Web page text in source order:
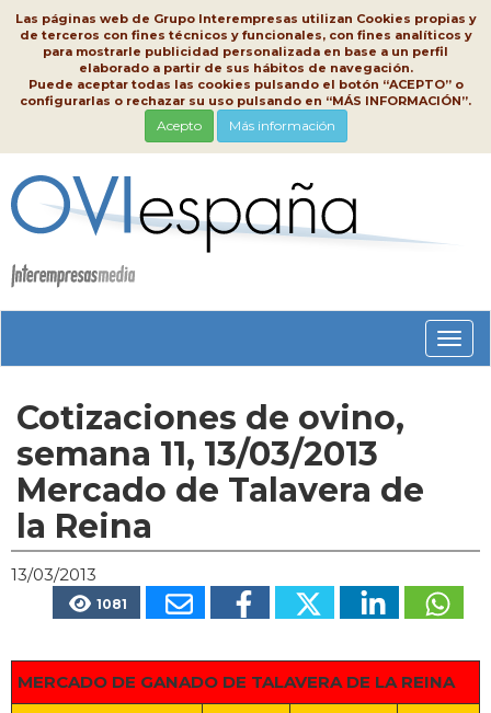
Las páginas web de Grupo Interempresas utilizan Cookies propias y
de terceros con fines técnicos y funcionales, con fines analíticos y
para mostrarle publicidad personalizada en base a un perfil
elaborado a partir de sus hábitos de navegación.
Puede aceptar todas las cookies pulsando el botón “ACEPTO” o
configurarlas o rechazar su uso pulsando en “MÁS INFORMACIÓN”.
Acepto Más información
Cotizaciones de ovino,
semana 11, 13/03/2013
Mercado de Talavera de
la Reina
13/03/2013
1081
MERCADO DE GANADO DE TALAVERA DE LA REINA